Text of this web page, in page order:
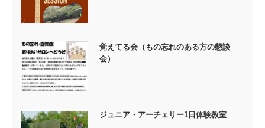
覚えてる会（もの忘れのある方の懇談
会）
ジュニア・アーチェリー1日体験教室